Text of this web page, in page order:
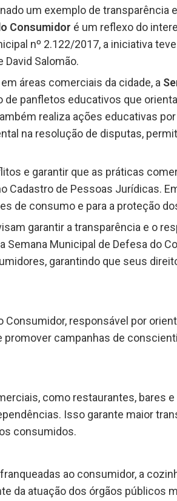
um exemplo de transparência
Consumidor é um reflexo do
nº 2.122/2017, a iniciativa
David Salomão.
áreas comerciais da cidade, a
de panfletos educativos que
realiza ações educativas
na resolução de disputas,
e garantir que as práticas
Cadastro de Pessoas Jurídicas.
de consumo e para a proteção
garantir a transparência e o
Semana Municipal de Defesa do
garantindo que seus
Consumidor, responsável por
promover campanhas de
como restaurantes, bares
Isso garante maior
consumidos.
ao consumidor, a
da atuação dos órgãos públicos